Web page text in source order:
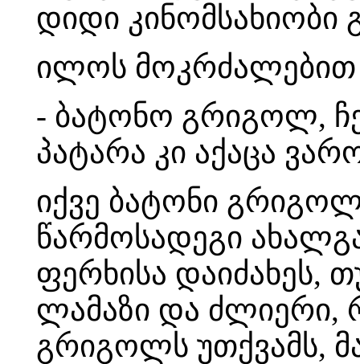
დიდი კინომსახიობი
ილოს მოკრძალებით
- ბატონო გრიგოლ,
პატარა კი აქაცა
იქვე ბატონი
წარმოსადეგი
ფერხისა დაიძახეს,
ლამაზი და ძლიერი,
გრიგოლს უთქვამს,